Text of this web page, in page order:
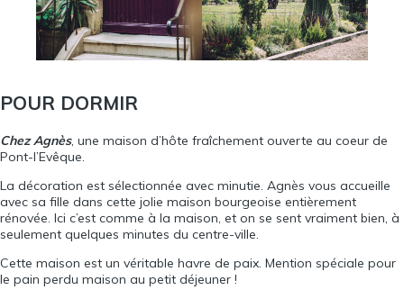
POUR DORMIR
Chez Agnès, une maison d’hôte fraîchement ouverte au coeur de
Pont-l’Evêque.
La décoration est sélectionnée avec minutie. Agnès vous accueille
avec sa fille dans cette jolie maison bourgeoise entièrement
rénovée. Ici c’est comme à la maison, et on se sent vraiment bien, à
seulement quelques minutes du centre-ville.
Cette maison est un véritable havre de paix. Mention spéciale pour
le pain perdu maison au petit déjeuner !